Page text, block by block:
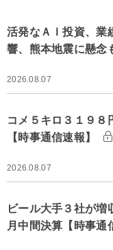
活発なＡＩ投資、業
響、熊本地震に懸
2026.08.07
コメ５キロ３１９
【時事通信速報】
2026.08.07
ビール大手３社が
月中間決算【時事通